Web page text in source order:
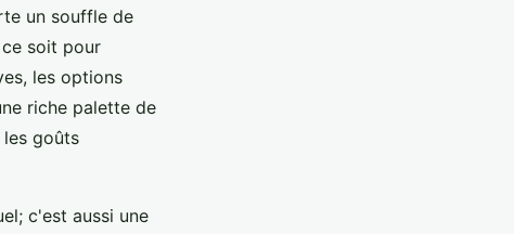
un souffle de
soit pour
les options
riche palette de
goûts
c'est aussi une